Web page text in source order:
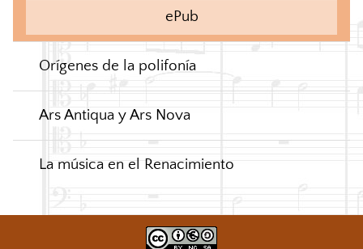
ePub
Orígenes de la polifonía
Ars Antiqua y Ars Nova
La música en el Renacimiento